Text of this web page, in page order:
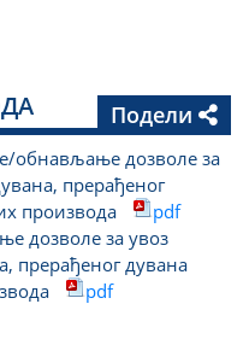
Подели
обнављање дозволе за
прерађеног
производа
pdf
дозволе за увоз
прерађеног дувана
pdf